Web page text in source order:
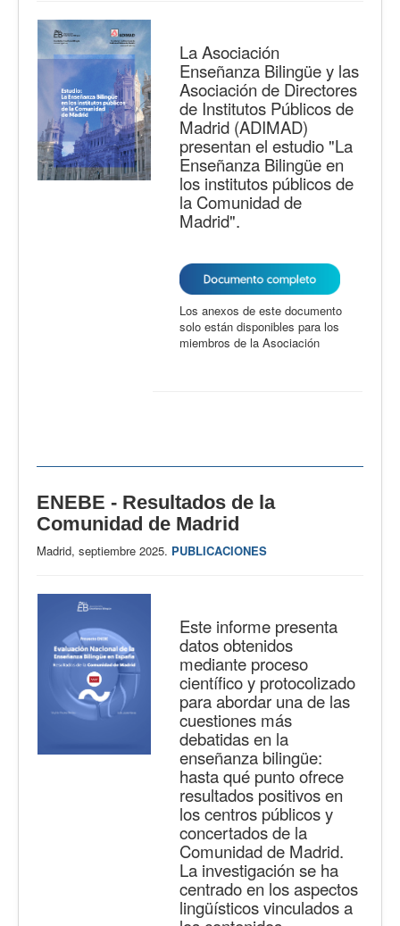
La Asociación
Enseñanza Bilingüe y las
Asociación de Directores
de Institutos Públicos de
Madrid (ADIMAD)
presentan el estudio "La
Enseñanza Bilingüe en
los institutos públicos de
la Comunidad de
Madrid".
Los anexos de este documento
solo están disponibles para los
miembros de la Asociación
ENEBE - Resultados de la
Comunidad de Madrid
Madrid, septiembre 2025. PUBLICACIONES
Este informe presenta
datos obtenidos
mediante proceso
científico y protocolizado
para abordar una de las
cuestiones más
debatidas en la
enseñanza bilingüe:
hasta qué punto ofrece
resultados positivos en
los centros públicos y
concertados de la
Comunidad de Madrid.
La investigación se ha
centrado en los aspectos
lingüísticos vinculados a